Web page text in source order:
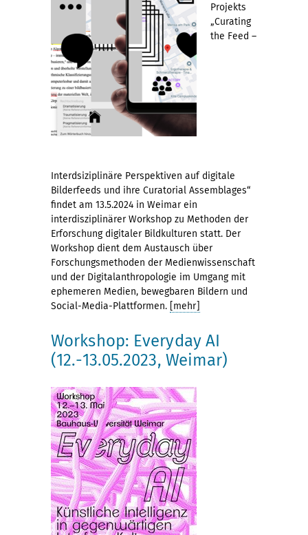
Projekts
„Curating
the Feed –
Interdsiziplinäre Perspektiven auf digitale
Bilderfeeds und ihre Curatorial Assemblages“
findet am 13.5.2024 in Weimar ein
interdisziplinärer Workshop zu Methoden der
Erforschung digitaler Bildkulturen statt. Der
Workshop dient dem Austausch über
Forschungsmethoden der Medienwissenschaft
und der Digitalanthropologie im Umgang mit
ephemeren Medien, bewegbaren Bildern und
Social-Media-Plattformen. [mehr]
Workshop: Everyday AI
(12.-13.05.2023, Weimar)